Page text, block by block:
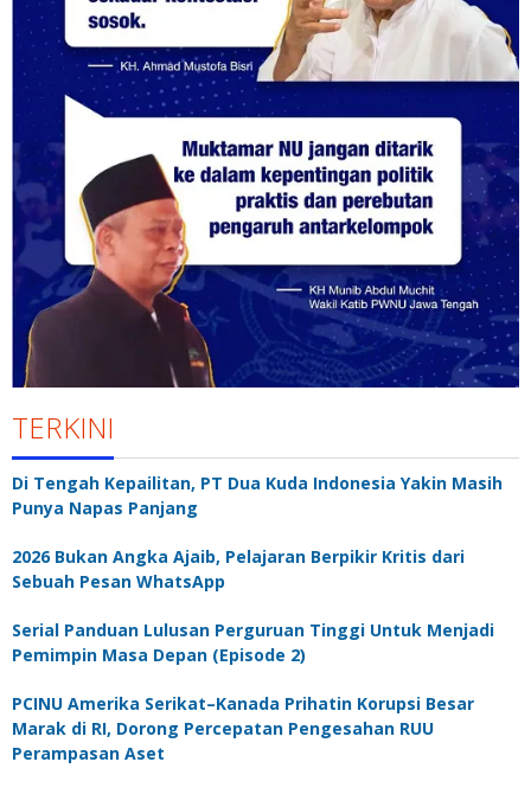
TERKINI
Di Tengah Kepailitan, PT Dua Kuda Indonesia Yakin Masih
Punya Napas Panjang
2026 Bukan Angka Ajaib, Pelajaran Berpikir Kritis dari
Sebuah Pesan WhatsApp
Serial Panduan Lulusan Perguruan Tinggi Untuk Menjadi
Pemimpin Masa Depan (Episode 2)
PCINU Amerika Serikat–Kanada Prihatin Korupsi Besar
Marak di RI, Dorong Percepatan Pengesahan RUU
Perampasan Aset